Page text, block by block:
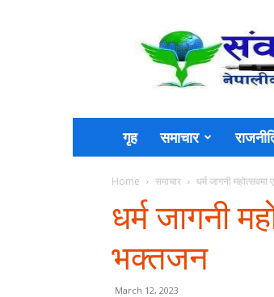
Sambahak
गृह समाचार
Home समाचार धर्म जागनी
धर्म जागनी
भक्तजन
March 12, 2023